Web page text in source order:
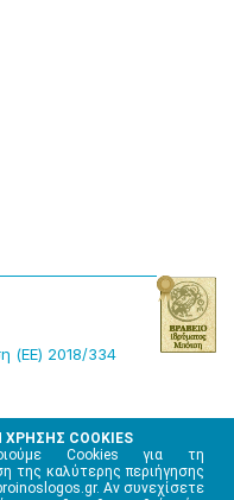
ΧΡΗΣΗΣ COOKIES
Cookies για τη
της καλύτερης περιήγησης
Αν συνεχίσετε
(ΕΕ) 2018/334
Μ.Η.Τ. 220242